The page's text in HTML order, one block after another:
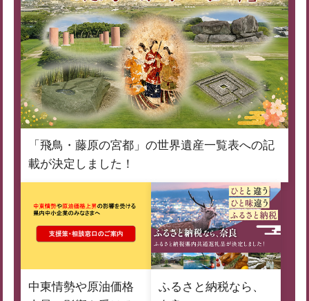
「飛鳥・藤原の宮都」の世界遺産一覧表への記
載が決定しました！
中東情勢や原油価格
ふるさと納税なら、